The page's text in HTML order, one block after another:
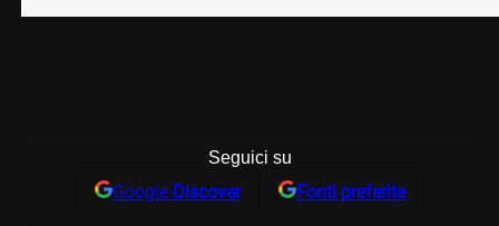
Seguici su
Google Discover Fonti preferite